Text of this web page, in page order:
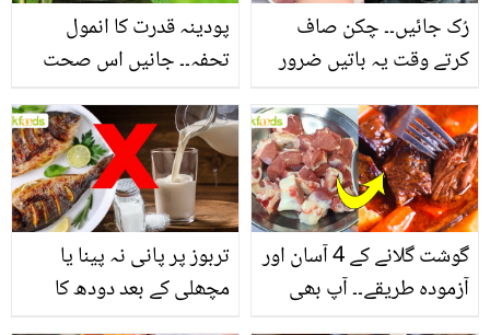
پودینہ قدرت کا انمول
تحفہ۔۔ جانیں اس صحت
انگیز طبی فوائد
رُک جائیں۔۔ چکن صاف
کرتے وقت یہ باتیں ضرور
تربوز پر پانی نہ پینا یا
مچھلی کے بعد دودھ کا
گوشت گلانے کے 4 آسان اور
آزمودہ طریقے۔۔ آپ بھی